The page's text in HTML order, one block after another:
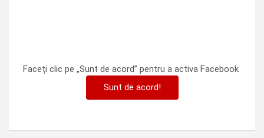
Faceți clic pe „Sunt de acord” pentru a activa Facebook
Sunt de acord!